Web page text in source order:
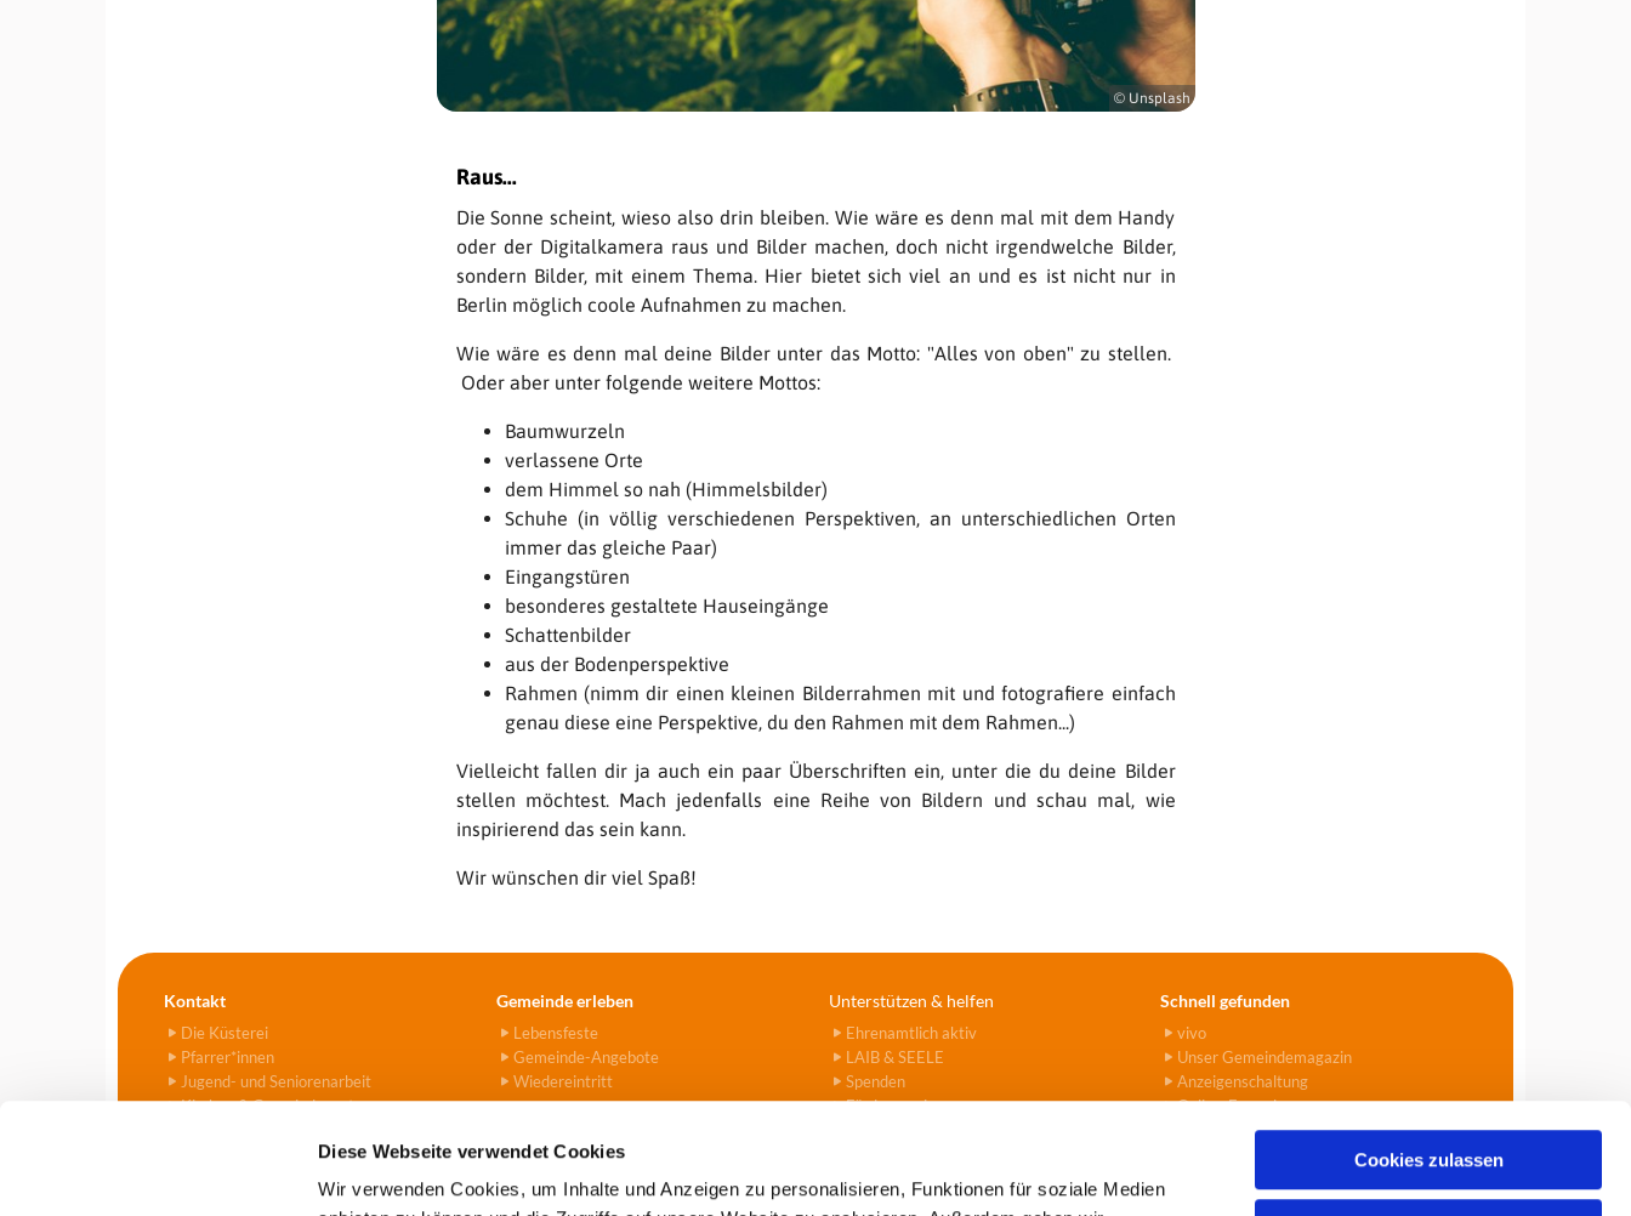
Diese Webseite verwendet Cookies
Wir verwenden Cookies, um Inhalte und Anzeigen zu personalisieren, Funktionen für soziale Medien
Cookies zulassen
© Unsplash
Raus...
Die Sonne scheint, wieso also drin bleiben. Wie wäre es denn mal mit dem Handy
oder der Digitalkamera raus und Bilder machen, doch nicht irgendwelche Bilder,
sondern Bilder, mit einem Thema. Hier bietet sich viel an und es ist nicht nur in
Berlin möglich coole Aufnahmen zu machen.
Wie wäre es denn mal deine Bilder unter das Motto: "Alles von oben" zu stellen.
Oder aber unter folgende weitere Mottos:
Baumwurzeln
verlassene Orte
dem Himmel so nah (Himmelsbilder)
Schuhe (in völlig verschiedenen Perspektiven, an unterschiedlichen Orten
immer das gleiche Paar)
Eingangstüren
besonderes gestaltete Hauseingänge
Schattenbilder
aus der Bodenperspektive
Rahmen (nimm dir einen kleinen Bilderrahmen mit und fotografiere einfach
genau diese eine Perspektive, du den Rahmen mit dem Rahmen...)
Vielleicht fallen dir ja auch ein paar Überschriften ein, unter die du deine Bilder
stellen möchtest. Mach jedenfalls eine Reihe von Bildern und schau mal, wie
inspirierend das sein kann.
Wir wünschen dir viel Spaß!
Kontakt
Die Küsterei
Pfarrer*innen
Jugend- und Seniorenarbeit
Kirchen & Gemeindezentren
Gemeinde erleben
Lebensfeste
Gemeinde-Angebote
Wiedereintritt
Unterstützen & helfen
Ehrenamtlich aktiv
LAIB & SEELE
Spenden
Fördervereine
Schnell gefunden
vivo
Unser Gemeindemagazin
Anzeigenschaltung
Online-Formulare